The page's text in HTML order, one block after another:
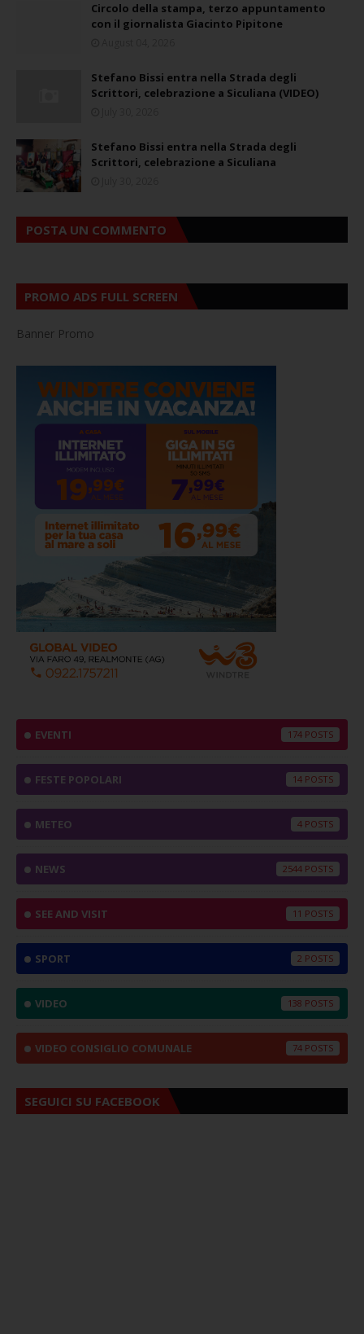
Circolo della stampa, terzo appuntamento
con il giornalista Giacinto Pipitone
Stefano Bissi entra nella Strada degli
Scrittori, celebrazione a Siculiana (VIDEO)
Stefano Bissi entra nella Strada degli
Scrittori, celebrazione a Siculiana
POSTA UN COMMENTO
PROMO ADS FULL SCREEN
Banner Promo
EVENTI 174
FESTE POPOLARI 14
METEO 4
NEWS 2544
SEE AND VISIT 11
SPORT 2
VIDEO 138
VIDEO CONSIGLIO COMUNALE 74
SEGUICI SU FACEBOOK